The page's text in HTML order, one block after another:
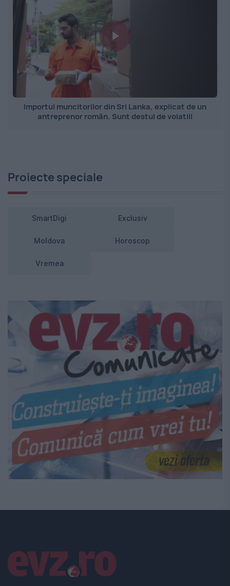
Importul muncitorilor din Sri Lanka, explicat de un
antreprenor român. Sunt destul de volatili
Proiecte speciale
SmartDigi Exclusiv
Moldova Horoscop
Vremea
Linkuri utile